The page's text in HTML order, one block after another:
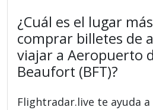
¿Cuál es el lugar
comprar billetes de
viajar a Aeropuerto
Beaufort (BFT)?
Flightradar.live te ayuda